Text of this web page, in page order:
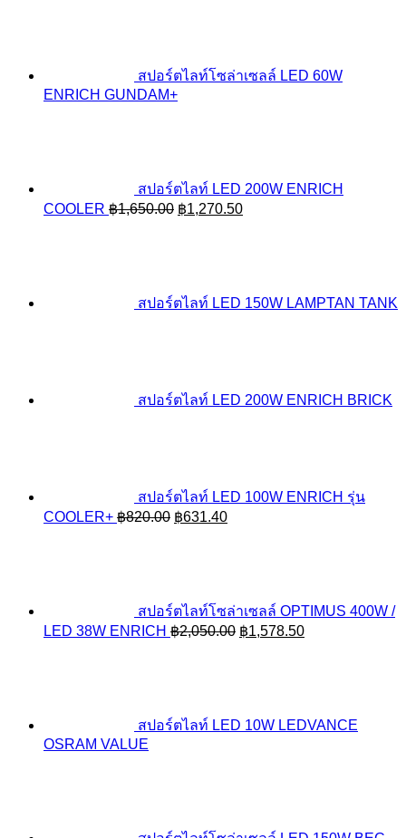
สปอร์ตไลท์โซล่าเซลล์ LED 60W
ENRICH GUNDAM+
สปอร์ตไลท์ LED 200W ENRICH
COOLER ฿1,650.00 Original
฿1,270.50Current
สปอร์ตไลท์ LED 150W LAMPTAN TANK
สปอร์ตไลท์ LED 200W ENRICH BRICK
สปอร์ตไลท์ LED 100W ENRICH รุ่น
COOLER+ ฿820.00 Original
฿631.40Current
สปอร์ตไลท์โซล่าเซลล์ OPTIMUS 400W /
LED 38W ENRICH ฿2,050.00 Original
฿1,578.50Current
สปอร์ตไลท์ LED 10W LEDVANCE
OSRAM VALUE